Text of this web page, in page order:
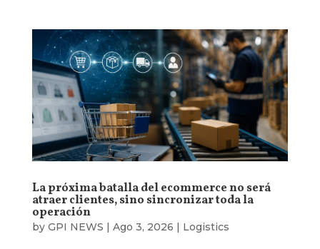
La próxima batalla del ecommerce no será
atraer clientes, sino sincronizar toda la
operación
by GPI NEWS | Ago 3, 2026 | Logistics